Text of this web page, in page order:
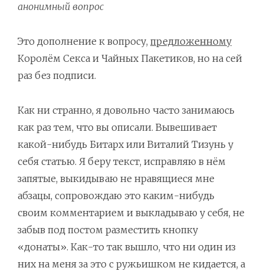
анонимный вопрос
Это дополнение к вопросу, предложенному
Королём Секса и Чайных Пакетиков, но на сей
раз без подписи.
Как ни странно, я довольно часто занимаюсь
как раз тем, что вы описали. Вывешивает
какой-нибудь Битарх или Виталий Тизунь у
себя статью. Я беру текст, исправляю в нём
запятые, выкидываю не нравящиеся мне
абзацы, сопровождаю это каким-нибудь
своим комментарием и выкладываю у себя, не
забыв под постом разместить кнопку
«донаты». Как-то так вышло, что ни один из
них на меня за это с ружьишком не кидается, а